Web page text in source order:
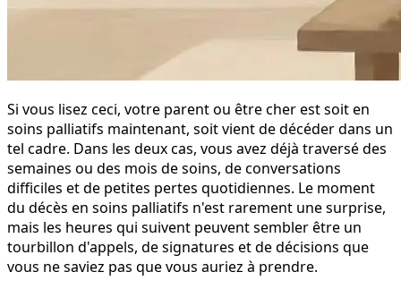
Si vous lisez ceci, votre parent ou être cher est soit en
soins palliatifs maintenant, soit vient de décéder dans un
tel cadre. Dans les deux cas, vous avez déjà traversé des
semaines ou des mois de soins, de conversations
difficiles et de petites pertes quotidiennes. Le moment
du décès en soins palliatifs n'est rarement une surprise,
mais les heures qui suivent peuvent sembler être un
tourbillon d'appels, de signatures et de décisions que
vous ne saviez pas que vous auriez à prendre.